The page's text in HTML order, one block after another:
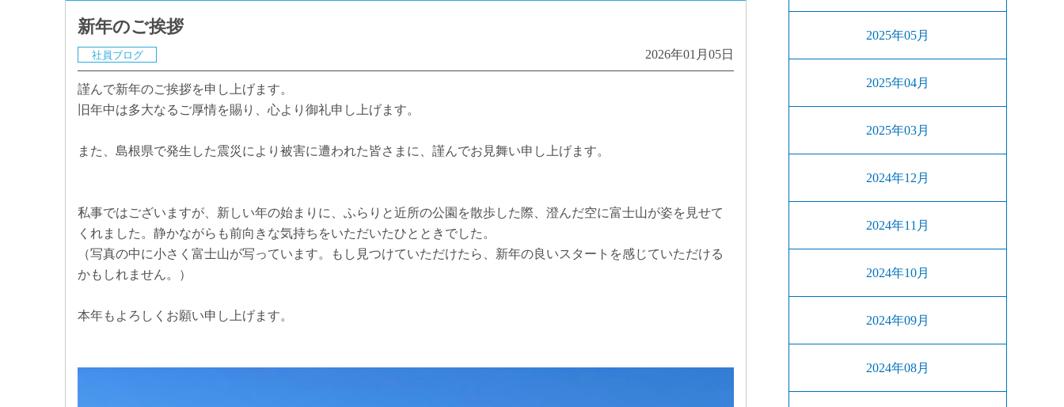
新年のご挨拶
社員ブログ 2026年01月05日
謹んで新年のご挨拶を申し上げます。
旧年中は多大なるご厚情を賜り、心より御礼申し上げます。
また、島根県で発生した震災により被害に遭われた皆さまに、謹んでお見舞い申し上げます。
私事ではございますが、新しい年の始まりに、ふらりと近所の公園を散歩した際、澄んだ空に富士山が姿を見せて
くれました。静かながらも前向きな気持ちをいただいたひとときでした。
（写真の中に小さく富士山が写っています。もし見つけていただけたら、新年の良いスタートを感じていただける
かもしれません。）
本年もよろしくお願い申し上げます。
2025年05月
2025年04月
2025年03月
2024年12月
2024年11月
2024年10月
2024年09月
2024年08月